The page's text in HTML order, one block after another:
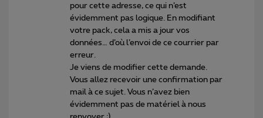
pour cette adresse, ce qui n’est
évidemment pas logique. En modifiant
votre pack, cela a mis a jour vos
données… d’où l’envoi de ce courrier par
erreur.
Je viens de modifier cette demande.
Vous allez recevoir une confirmation par
mail à ce sujet. Vous n’avez bien
évidemment pas de matériel à nous